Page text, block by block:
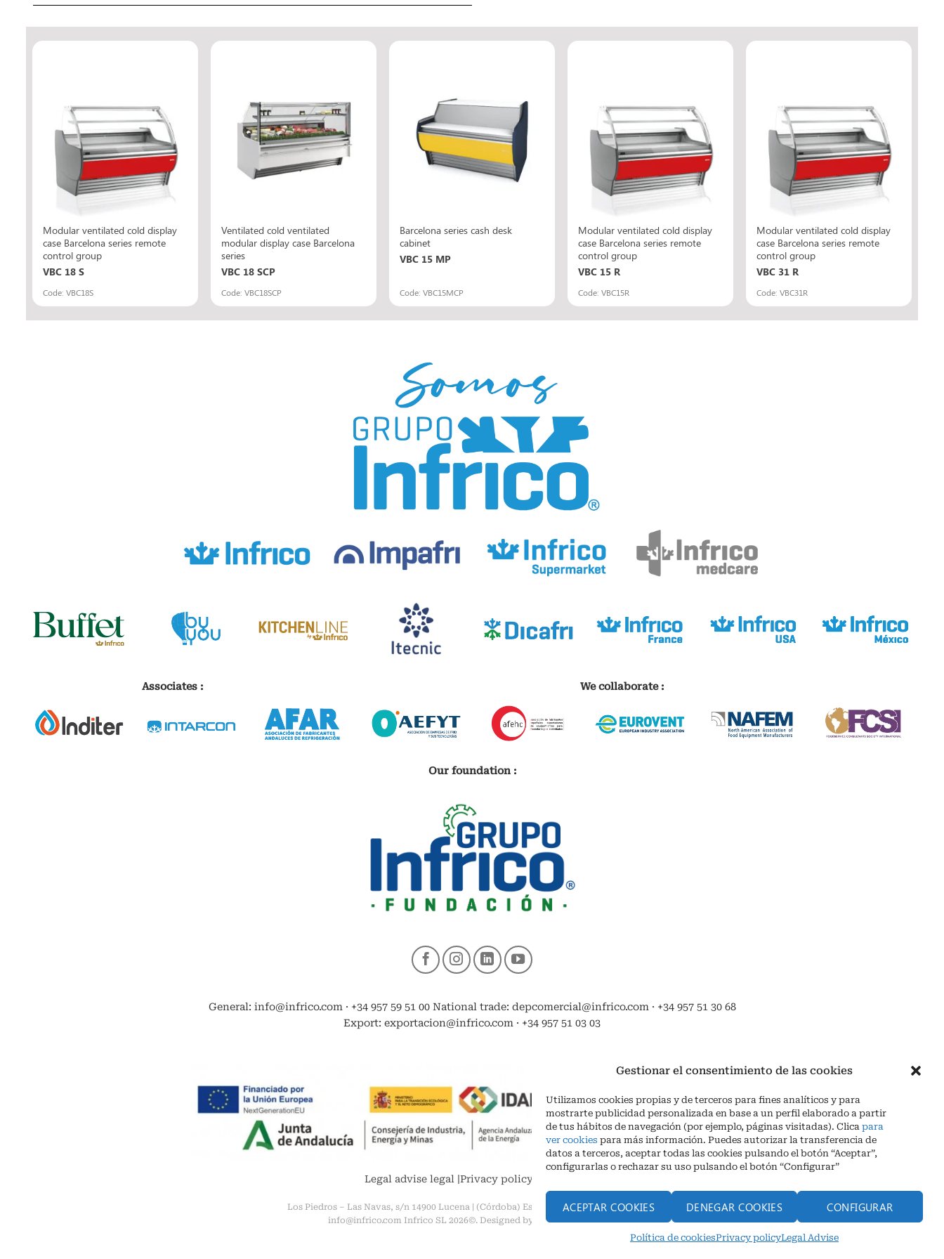
Gestionar el consentimiento de las cookies
Utilizamos cookies propias y de terceros para fines analíticos y para
mostrarte publicidad personalizada en base a un perfil elaborado a partir
de tus hábitos de navegación (por ejemplo, páginas visitadas). Clica para
ver cookies para más información. Puedes autorizar la transferencia de
datos a terceros, aceptar todas las cookies pulsando el botón “Aceptar”,
configurarlas o rechazar su uso pulsando el botón “Configurar”
ACEPTAR COOKIES DENEGAR COOKIES CONFIGURAR
Política de cookiesPrivacy policyLegal Advise
Modular ventilated cold display
case Barcelona series remote
control group
VBC 18 S
Code: VBC18S
Ventilated cold ventilated
modular display case Barcelona
series
VBC 18 SCP
Code: VBC18SCP
Barcelona series cash desk
cabinet
VBC 15 MP
Code: VBC15MCP
Modular ventilated cold display
case Barcelona series remote
control group
VBC 15 R
Code: VBC15R
Modular ventilated cold display
case Barcelona series remote
control group
VBC 31 R
Code: VBC31R
Associates : We collaborate :
Our foundation :
General: info@infrico.com · +34 957 59 51 00 National trade: depcomercial@infrico.com · +34 957 51 30 68
Export: exportacion@infrico.com · +34 957 51 03 03
Legal advise legal Privacy policy
Los Piedros – Las Navas, s/n 14900 Lucena | (Córdoba) España Phone. + 34 957 51 30 68
info@infrico.com Infrico SL 2026©. Designed by
Babait Technology